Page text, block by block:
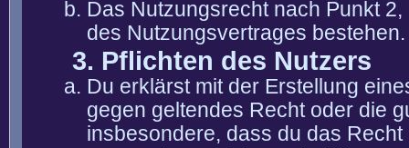
Das Nutzungsrecht nach Punkt
des Nutzungsvertrages bestehen.
3. Pflichten des Nutzers
Du erklärst mit der Erstellung
gegen geltendes Recht oder die
insbesondere, dass du das